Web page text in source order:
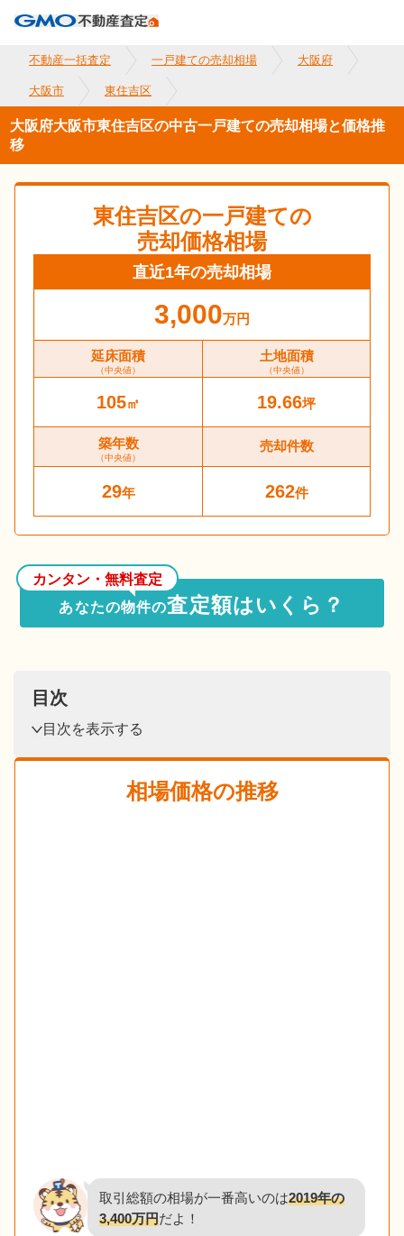
不動産一括査定 一戸建ての売却相場 大阪府
大阪市 東住吉区
大阪府大阪市東住吉区の中古一戸建ての売却相場と価格推
移
東住吉区の一戸建ての
売却価格相場
直近1年の売却相場
3,000万円
延床面積
（中央値）
土地面積
（中央値）
105㎡ 19.66坪
築年数
（中央値）
売却件数
29年 262件
カンタン・無料査定
あなたの物件の査定額はいくら？
目次
目次を表示する
相場価格の推移
取引総額の相場が一番高いのは2019年の
3,400万円だよ！